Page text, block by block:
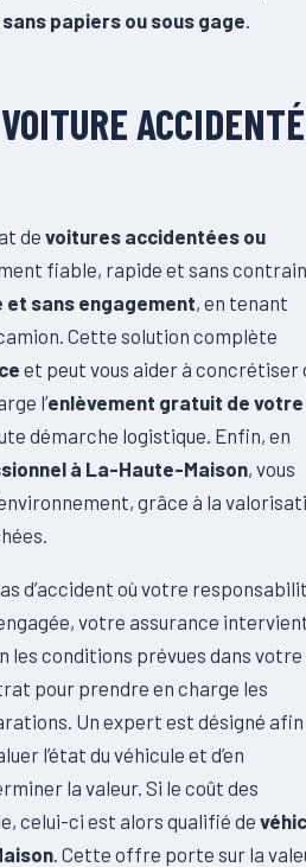
papiers ou sous gage
devoitures accidentées ou
fiable, rapide et sans
sans engagement, en tenant
Cette solution complète
et peut vous aider à concrétiser
l’enlèvement gratuit de votre
démarche logistique. Enfin, en
à La-Haute-Maison, vous
grâce à la
d’accident où votre
votre assurance
les conditions prévues dans votre
pour prendre en charge les
Un expert est désigné afin
l’état du véhicule et d’en
la valeur. Si le coût des
celui-ci est alors qualifié de
. Cette offre porte sur la